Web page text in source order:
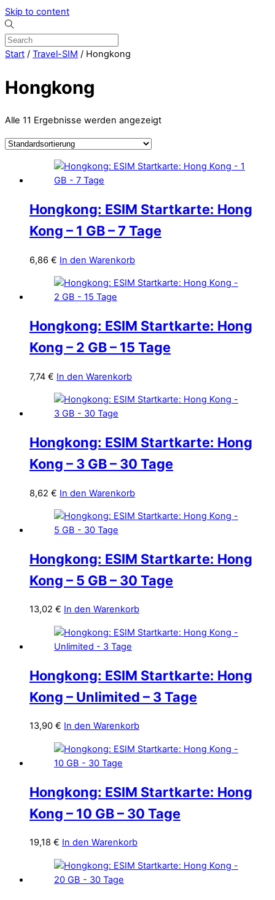
Skip to content
Start / Travel-SIM / Hongkong
Hongkong
Alle 11 Ergebnisse werden angezeigt
Hongkong: ESIM Startkarte: Hong
Kong – 1 GB – 7 Tage
6,86 € In den Warenkorb
Hongkong: ESIM Startkarte: Hong
Kong – 2 GB – 15 Tage
7,74 € In den Warenkorb
Hongkong: ESIM Startkarte: Hong
Kong – 3 GB – 30 Tage
8,62 € In den Warenkorb
Hongkong: ESIM Startkarte: Hong
Kong – 5 GB – 30 Tage
13,02 € In den Warenkorb
Hongkong: ESIM Startkarte: Hong
Kong – Unlimited – 3 Tage
13,90 € In den Warenkorb
Hongkong: ESIM Startkarte: Hong
Kong – 10 GB – 30 Tage
19,18 € In den Warenkorb